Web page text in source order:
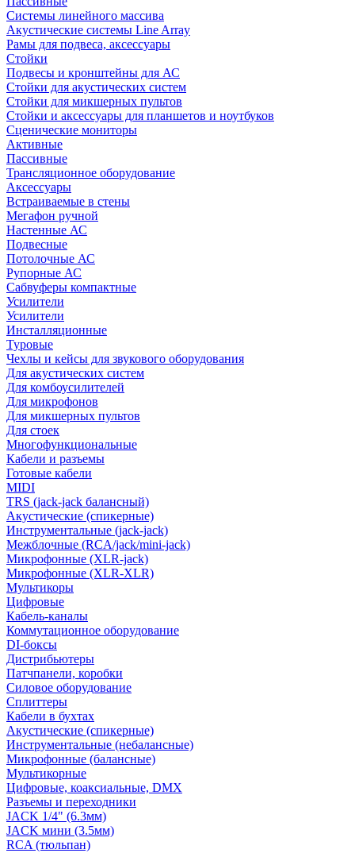
Системы линейного массива
Акустические системы Line Array
Рамы для подвеса, аксессуары
Стойки
Подвесы и кронштейны для АС
Стойки для акустических систем
Стойки для микшерных пультов
Стойки и аксессуары для планшетов и ноутбуков
Сценические мониторы
Активные
Пассивные
Трансляционное оборудование
Аксессуары
Встраиваемые в стены
Мегафон ручной
Настенные АС
Подвесные
Потолочные АС
Рупорные АС
Сабвуферы компактные
Усилители
Усилители
Инсталляционные
Туровые
Чехлы и кейсы для звукового оборудования
Для акустических систем
Для комбоусилителей
Для микрофонов
Для микшерных пультов
Для стоек
Многофункциональные
Кабели и разъемы
Готовые кабели
MIDI
TRS (jack-jack балансный)
Акустические (спикерные)
Инструментальные (jack-jack)
Межблочные (RCA/jack/mini-jack)
Микрофонные (XLR-jack)
Микрофонные (XLR-XLR)
Мультикоры
Цифровые
Кабель-каналы
Коммутационное оборудование
DI-боксы
Дистрибьютеры
Патчпанели, коробки
Силовое оборудование
Сплиттеры
Кабели в бухтах
Акустические (спикерные)
Инструментальные (небалансные)
Микрофонные (балансные)
Мультикорные
Цифровые, коаксиальные, DMX
Разъемы и переходники
JACK 1/4" (6.3мм)
JACK мини (3.5мм)
RCA (тюльпан)